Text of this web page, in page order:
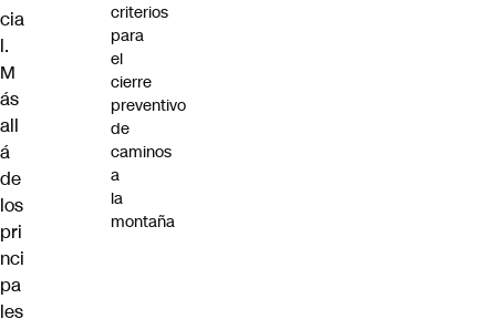
cia
l.
M
ás
all
á
de
los
pri
nci
pa
les
criterios
para
el
cierre
preventivo
de
caminos
a
la
montaña